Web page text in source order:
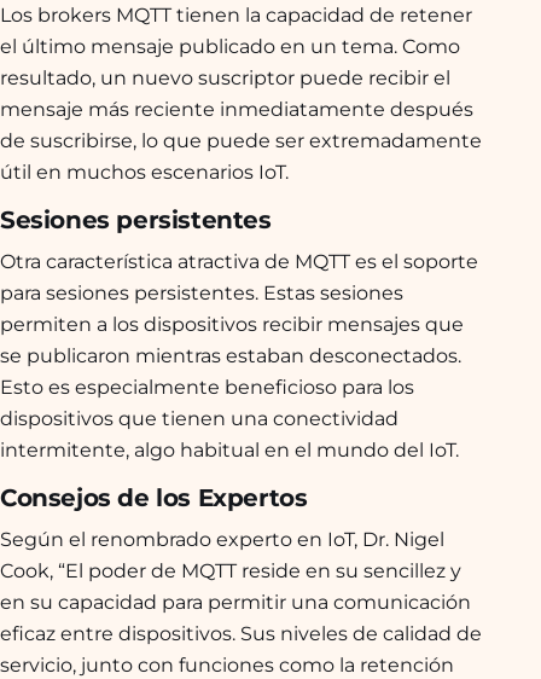
Los brokers MQTT tienen la capacidad de retener
el último mensaje publicado en un tema. Como
resultado, un nuevo suscriptor puede recibir el
mensaje más reciente inmediatamente después
de suscribirse, lo que puede ser extremadamente
útil en muchos escenarios IoT.
Sesiones persistentes
Otra característica atractiva de MQTT es el soporte
para sesiones persistentes. Estas sesiones
permiten a los dispositivos recibir mensajes que
se publicaron mientras estaban desconectados.
Esto es especialmente beneficioso para los
dispositivos que tienen una conectividad
intermitente, algo habitual en el mundo del IoT.
Consejos de los Expertos
Según el renombrado experto en IoT, Dr. Nigel
Cook, “El poder de MQTT reside en su sencillez y
en su capacidad para permitir una comunicación
eficaz entre dispositivos. Sus niveles de calidad de
servicio, junto con funciones como la retención